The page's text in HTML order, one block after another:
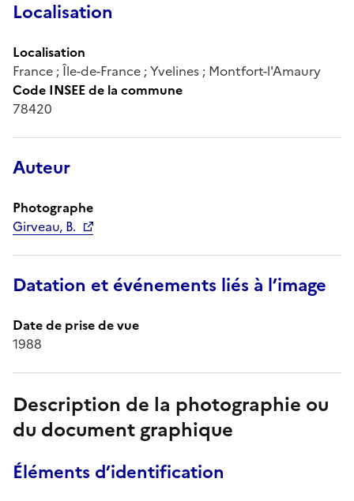
Localisation
Localisation
France ; Île-de-France ; Yvelines ; Montfort-l'Amaury
Code INSEE de la commune
78420
Auteur
Photographe
Girveau, B.
Datation et événements liés à l’image
Date de prise de vue
1988
Description de la photographie ou
du document graphique
Éléments d’identification